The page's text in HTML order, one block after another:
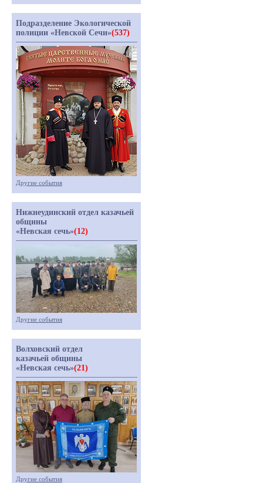
Подразделение Экологической
полиции «Невской Сечи»(537)
Другие события
Нижнеудинский отдел казачьей
общины
«Невская сечь»(12)
Другие события
Волховский отдел
казачьей общины
«Невская сечь»(21)
Другие события